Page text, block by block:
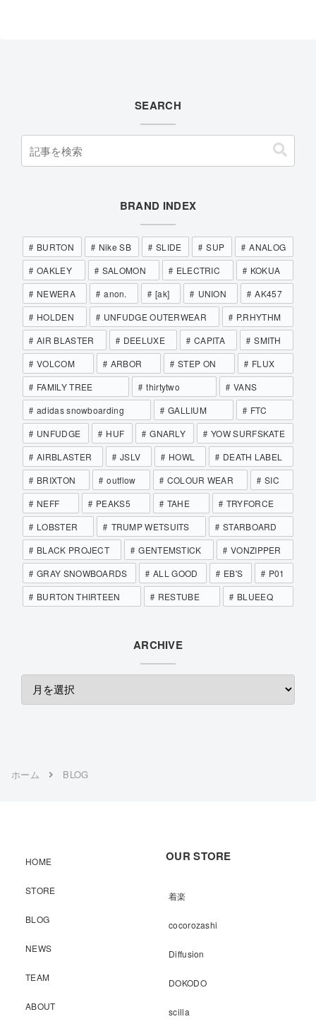
SEARCH
BRAND INDEX
BURTON Nike SB SLIDE SUP
ANALOG
OAKLEY
SALOMON ELECTRIC
KOKUA
NEWERA
anon. [ak] UNION
AK457
HOLDEN
UNFUDGE OUTERWEAR
P.RHYTHM
AIR BLASTER
DEELUXE CAPITA
SMITH
VOLCOM
ARBOR STEP ON
FLUX
FAMILY TREE
thirtytwo
VANS
adidas snowboarding
GALLIUM
FTC
UNFUDGE
HUF GNARLY
YOW SURFSKATE
AIRBLASTER
JSLV HOWL
DEATH LABEL
BRIXTON
outflow COLOUR WEAR
SIC
NEFF
PEAKS5 TAHE
TRYFORCE
LOBSTER
TRUMP WETSUITS
STARBOARD
BLACK PROJECT
GENTEMSTICK
VONZIPPER
GRAY SNOWBOARDS
ALL GOOD EB'S
P01
BURTON THIRTEEN
RESTUBE BLUEEQ
ARCHIVE
ホーム BLOG
HOME
STORE
BLOG
NEWS
TEAM
ABOUT
OUR STORE
着楽
cocorozashi
Diffusion
DOKODO
scilla